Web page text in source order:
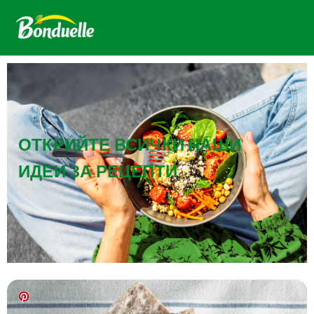
ОТКРИЙТЕ ВСИЧКИ НАШИ
ИДЕИ ЗА РЕЦЕПТИ